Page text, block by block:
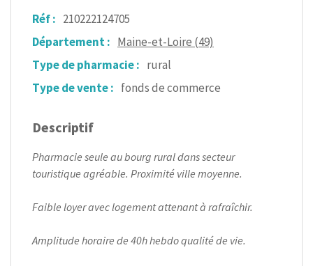
Réf : 210222124705
Département : Maine-et-Loire (49)
Type de pharmacie : rural
Type de vente : fonds de commerce
Descriptif
Pharmacie seule au bourg rural dans secteur
touristique agréable. Proximité ville moyenne.
Faible loyer avec logement attenant à rafraîchir.
Amplitude horaire de 40h hebdo qualité de vie.